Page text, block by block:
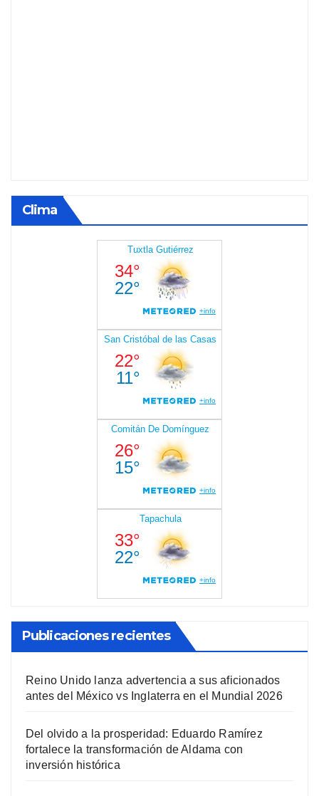
Clima
Publicaciones recientes
Reino Unido lanza advertencia a sus aficionados
antes del México vs Inglaterra en el Mundial 2026
Del olvido a la prosperidad: Eduardo Ramírez
fortalece la transformación de Aldama con
inversión histórica